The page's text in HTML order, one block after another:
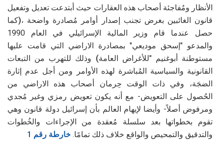
الأنظار ومُفاجئة أصحاب هذه العقارات حيث أبتدعت تعديل وتفعيل
قانون الغائبين بغرض تجنب إصدار أوامر مُصادرة واضحة ،(كما
حصل عندما قام وزير المالية الإسرائيلي في العام 1990
والمدعو "إسحق موديعي" بمصادرة الاراضي التي قامت عليها
مستوطنة أبوغنيم "للأغراض العامة) وذلك للتهرب من التبعات
القانونية والسياسية المُباشرة لهذه الأوامر ومن أجل عدم إثارة
الضجَة، وفي ذات الوقت حِرمان أصحاب هذه الاراضي من
الحُصول على التعويض- مع أنه يكون تعويض رمزي وغير مُجدي
ومرفوض أصلاً- وأيضا لإيهام العالم بأن إسرائيل دولة قانون وهي
تقوم بخطواتها بعد سلسلة مُعقدة من الإجراءات والخُطوات
والتدقيق والتمحيص والواقع خلاف ذلك تمامًا.خارطة رقم 1